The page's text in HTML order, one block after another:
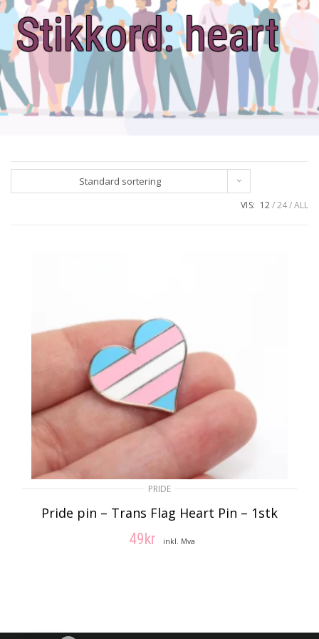
Stikkord:heart
Standard sortering
VIS: 12 24 ALL
PRIDE
Pride pin – Trans Flag Heart Pin – 1stk
49 kr inkl. Mva